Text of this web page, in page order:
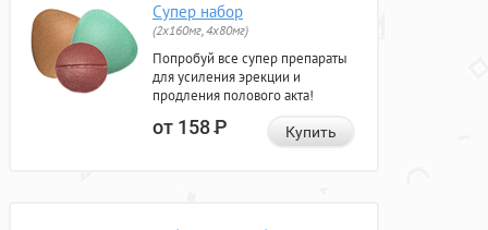
Супер набор
(2х160мг, 4х80мг)
Попробуй все супер препараты
для усиления эрекции и
продления полового акта!
от 158Р Купить